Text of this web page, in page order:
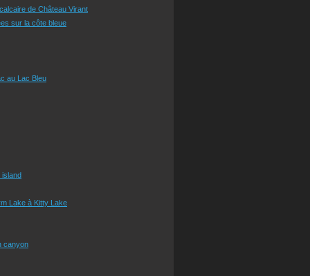
de Château Virant
sur la côte bleue
au Lac Bleu
island
Lake à Kitty Lake
canyon